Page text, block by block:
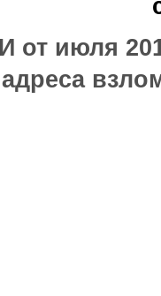
июля
адреса